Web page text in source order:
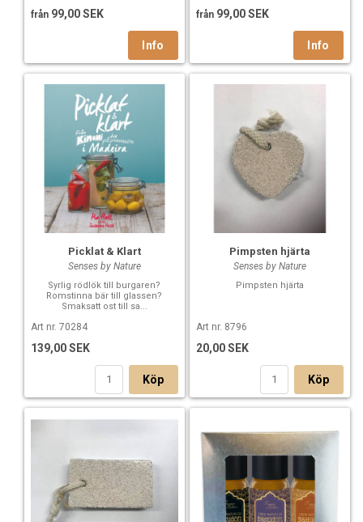
från 99,00 SEK från 99,00 SEK
Picklat & Klart
Senses by Nature
Syrlig rödlök till burgaren?
Romstinna bär till glassen?
Smaksatt ost till sa...
Art nr. 70284
139,00 SEK
Köp
Pimpsten hjärta
Senses by Nature
Pimpsten hjärta
Art nr. 8796
20,00 SEK
Köp